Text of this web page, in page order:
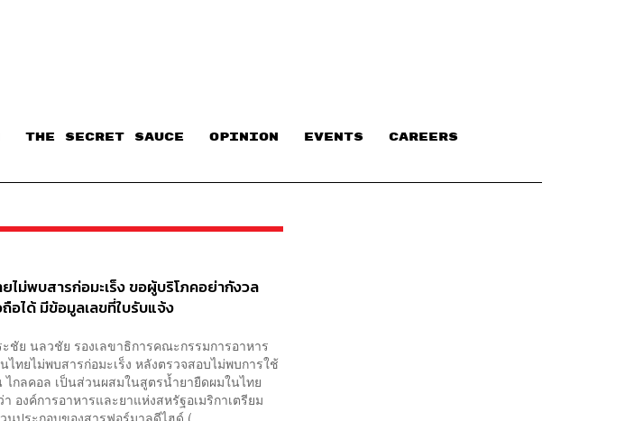
THE SECRET SAUCE​ OPINION EVENTS CAREERS
ไม่พบสารก่อมะเร็ง ขอผู้บริโภคอย่ากังวล
อได้ มีข้อมูลเลขที่ใบรับแจ้ง
ชัย นลวชัย รองเลขาธิการคณะกรรมการอาหาร
ไทยไม่พบสารก่อมะเร็ง หลังตรวจสอบไม่พบการใช้
ไกลคอล เป็นส่วนผสมในสูตรน้ำยายืดผมในไทย
องค์การอาหารและยาแห่งสหรัฐอเมริกาเตรียม
นประกอบของสารฟอร์มาลดีไฮด์ (...